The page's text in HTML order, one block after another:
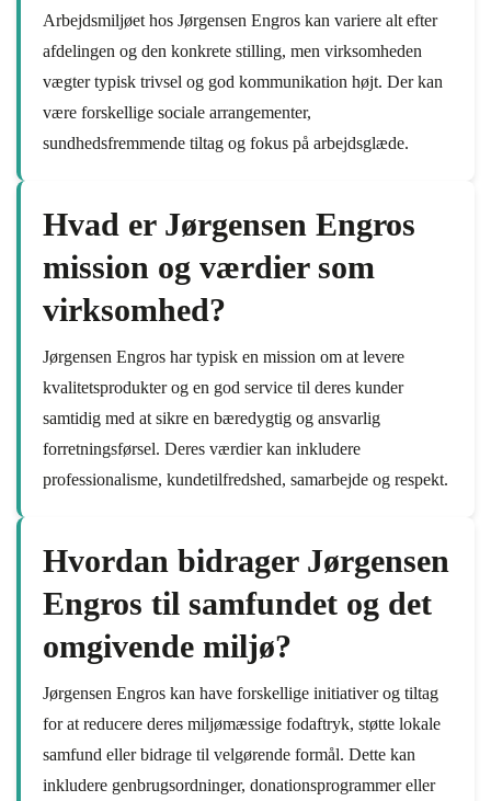
Arbejdsmiljøet hos Jørgensen Engros kan variere alt efter
afdelingen og den konkrete stilling, men virksomheden
vægter typisk trivsel og god kommunikation højt. Der kan
være forskellige sociale arrangementer,
sundhedsfremmende tiltag og fokus på arbejdsglæde.
Hvad er Jørgensen Engros
mission og værdier som
virksomhed?
Jørgensen Engros har typisk en mission om at levere
kvalitetsprodukter og en god service til deres kunder
samtidig med at sikre en bæredygtig og ansvarlig
forretningsførsel. Deres værdier kan inkludere
professionalisme, kundetilfredshed, samarbejde og respekt.
Hvordan bidrager Jørgensen
Engros til samfundet og det
omgivende miljø?
Jørgensen Engros kan have forskellige initiativer og tiltag
for at reducere deres miljømæssige fodaftryk, støtte lokale
samfund eller bidrage til velgørende formål. Dette kan
inkludere genbrugsordninger, donationsprogrammer eller